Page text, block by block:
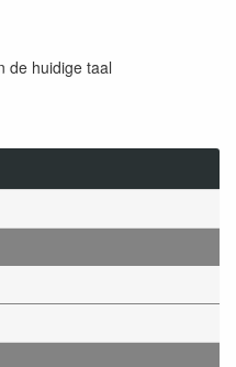
de huidige taal